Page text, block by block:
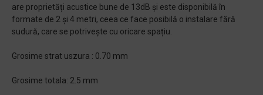
are proprietăți acustice bune de 13dB și este disponibilă în
formate de 2 și 4 metri, ceea ce face posibilă o instalare fără
sudură, care se potrivește cu oricare spațiu.
Grosime strat uszura : 0.70 mm
Grosime totala: 2.5 mm